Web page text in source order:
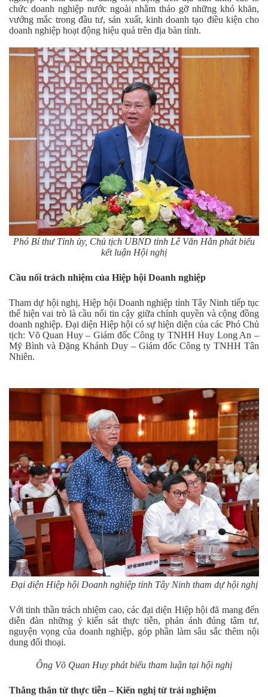
chức doanh nghiệp nước ngoài nhằm tháo gỡ những khó khăn,
vướng mắc trong đầu tư, sản xuất, kinh doanh tạo điều kiện cho
doanh nghiệp hoạt động hiệu quả trên địa bàn tỉnh.
Phó Bí thư Tỉnh ủy, Chủ tịch UBND tỉnh Lê Văn Hẳn phát biểu
kết luận Hội nghị
Cầu nối trách nhiệm của Hiệp hội Doanh nghiệp
Tham dự hội nghị, Hiệp hội Doanh nghiệp tỉnh Tây Ninh tiếp tục
thể hiện vai trò là cầu nối tin cậy giữa chính quyền và cộng đồng
doanh nghiệp. Đại diện Hiệp hội có sự hiện diện của các Phó Chủ
tịch: Võ Quan Huy – Giám đốc Công ty TNHH Huy Long An –
Mỹ Bình và Đặng Khánh Duy – Giám đốc Công ty TNHH Tân
Nhiên.
Đại diện Hiệp hội Doanh nghiệp tỉnh Tây Ninh tham dự hội nghị
Với tinh thần trách nhiệm cao, các đại diện Hiệp hội đã mang đến
diễn đàn những ý kiến sát thực tiễn, phản ánh đúng tâm tư,
nguyện vọng của doanh nghiệp, góp phần làm sâu sắc thêm nội
dung đối thoại.
Ông Võ Quan Huy phát biểu tham luận tại hội nghị
Thẳng thắn từ thực tiễn – Kiến nghị từ trải nghiệm